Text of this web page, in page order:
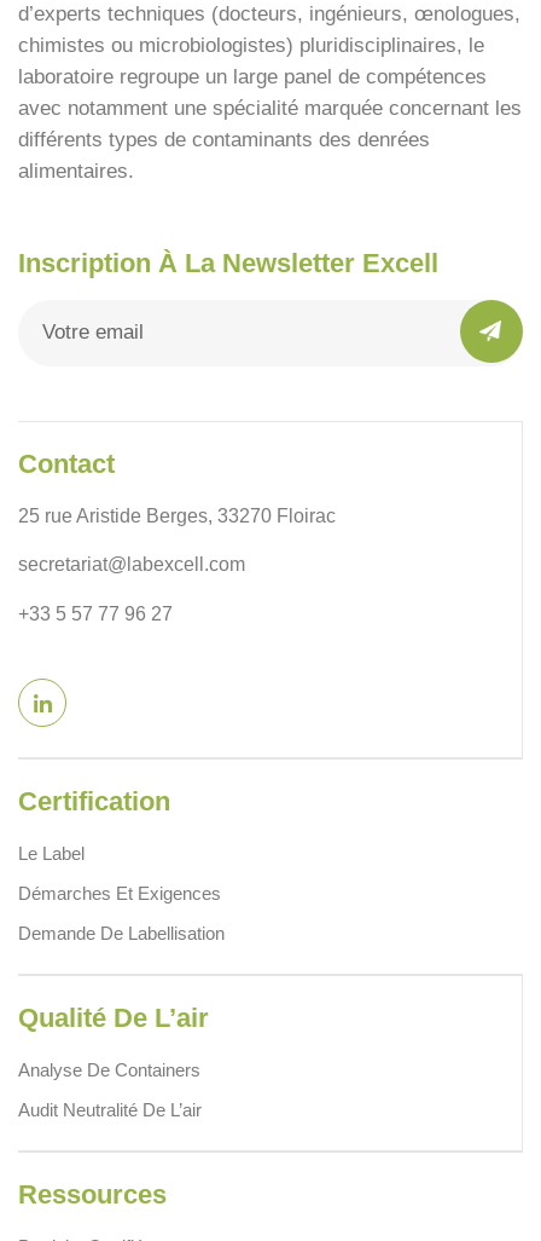
d’experts techniques (docteurs, ingénieurs, œnologues,
chimistes ou microbiologistes) pluridisciplinaires, le
laboratoire regroupe un large panel de compétences
avec notamment une spécialité marquée concernant les
différents types de contaminants des denrées
alimentaires.
Inscription À La Newsletter Excell
Contact
25 rue Aristide Berges, 33270 Floirac
secretariat@labexcell.com
+33 5 57 77 96 27
Certification
Le Label
Démarches Et Exigences
Demande De Labellisation
Qualité De L’air
Analyse De Containers
Audit Neutralité De L’air
Ressources